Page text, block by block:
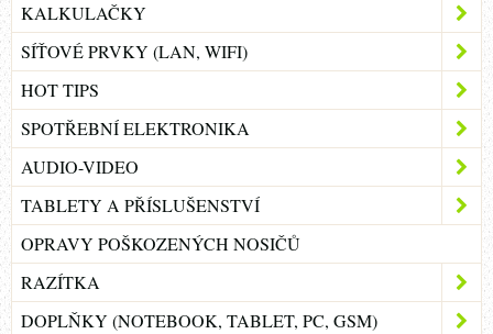
KALKULAČKY
SÍŤOVÉ PRVKY (LAN, WIFI)
HOT TIPS
SPOTŘEBNÍ ELEKTRONIKA
AUDIO-VIDEO
TABLETY A PŘÍSLUŠENSTVÍ
OPRAVY POŠKOZENÝCH NOSIČŮ
RAZÍTKA
DOPLŇKY (NOTEBOOK, TABLET, PC, GSM)